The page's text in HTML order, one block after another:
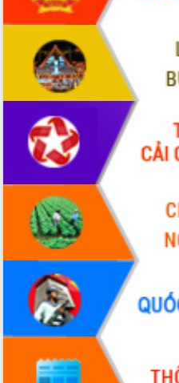
VIDEO
Không có file video nào để phát.
ALBUM ẢNH
LIÊN KẾT WEB